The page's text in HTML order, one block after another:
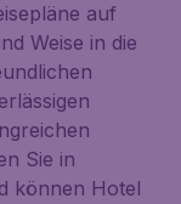
auf
Weise in die
Sie in
können Hotel